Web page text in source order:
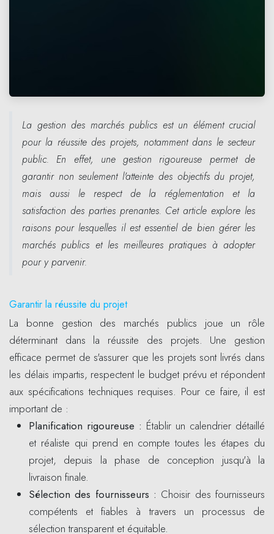
La gestion des marchés publics est un élément crucial
pour la réussite des projets, notamment dans le secteur
public. En effet, une gestion rigoureuse permet de
garantir non seulement l'atteinte des objectifs du projet,
mais aussi le respect de la réglementation et la
satisfaction des parties prenantes. Cet article explore les
raisons pour lesquelles il est essentiel de bien gérer les
marchés publics et les meilleures pratiques à adopter
pour y parvenir.
Garantir la réussite du projet
La bonne gestion des marchés publics joue un rôle
déterminant dans la réussite des projets. Une gestion
efficace permet de s'assurer que les projets sont livrés dans
les délais impartis, respectent le budget prévu et répondent
aux spécifications techniques requises. Pour ce faire, il est
important de :
Planification rigoureuse : Établir un calendrier détaillé
et réaliste qui prend en compte toutes les étapes du
projet, depuis la phase de conception jusqu'à la
livraison finale.
Sélection des fournisseurs : Choisir des fournisseurs
compétents et fiables à travers un processus de
sélection transparent et équitable.